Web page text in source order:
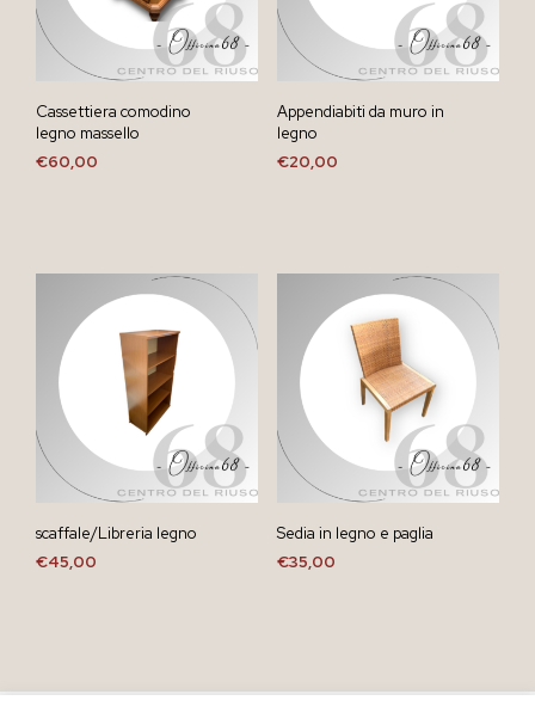
Cassettiera comodino
legno massello
€60,00
Appendiabiti da muro in
legno
€20,00
scaffale/Libreria legno
€45,00
Sedia in legno e paglia
€35,00